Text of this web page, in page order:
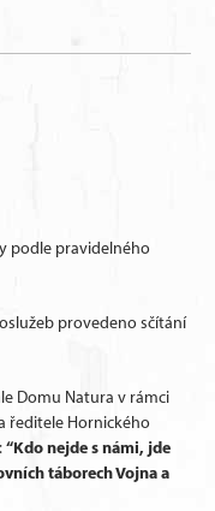
podle pravidelného
provedeno sčítání
Domu Natura v rámci
ředitele Hornického
“Kdo nejde s námi, jde
táborech Vojna a